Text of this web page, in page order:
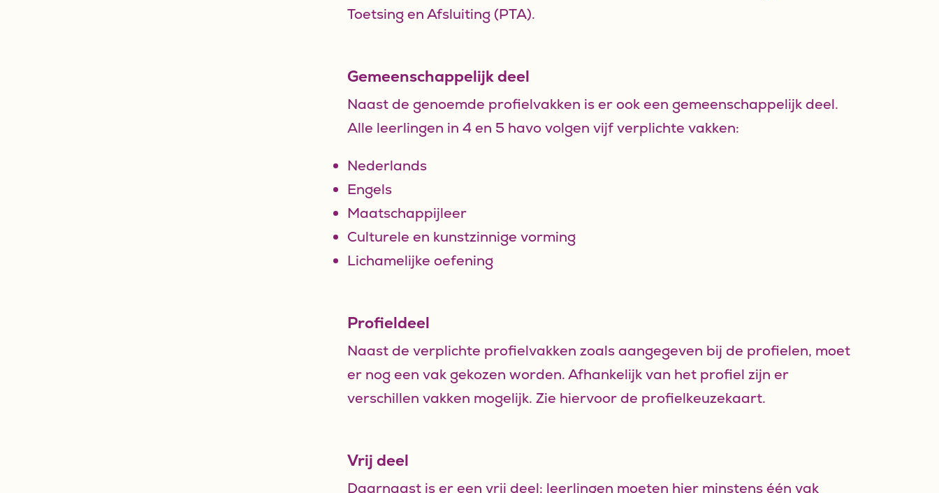
Toetsing en Afsluiting (PTA).
Gemeenschappelijk deel
Naast de genoemde profielvakken is er ook een gemeenschappelijk deel.
Alle leerlingen in 4 en 5 havo volgen vijf verplichte vakken:
Nederlands
Engels
Maatschappijleer
Culturele en kunstzinnige vorming
Lichamelijke oefening
Profieldeel
Naast de verplichte profielvakken zoals aangegeven bij de profielen, moet
er nog een vak gekozen worden. Afhankelijk van het profiel zijn er
verschillen vakken mogelijk. Zie hiervoor de profielkeuzekaart.
Vrij deel
Daarnaast is er een vrij deel: leerlingen moeten hier minstens één vak